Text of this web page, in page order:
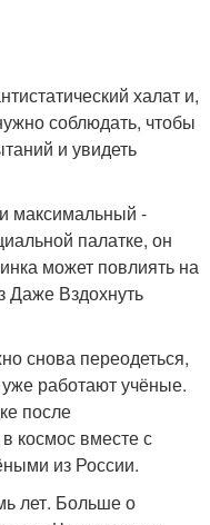
халат и,
соблюдать, чтобы
и увидеть
максимальный -
палатке, он
может повлиять на
Даже Вздохнуть
снова переодеться,
работают учёные.
после
космос вместе с
из России.
лет. Больше о